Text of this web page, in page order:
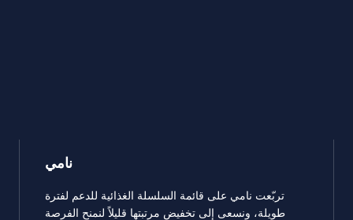
نامي
تربّعت نامي على قائمة السلسلة الغذائية للدعم لفترة
طويلة، ونسعى إلى تخفيض مرتبتها قليلاً لنمنح الفرصة